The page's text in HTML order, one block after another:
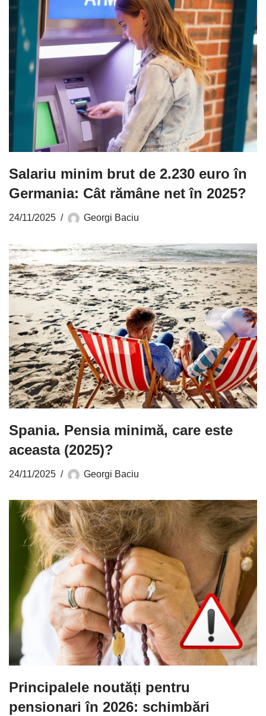
Salariu minim brut de 2.230 euro în
Germania: Cât rămâne net în 2025?
24/11/2025 Georgi Baciu
Spania. Pensia minimă, care este
aceasta (2025)?
24/11/2025 Georgi Baciu
Principalele noutăți pentru
pensionari în 2026: schimbări